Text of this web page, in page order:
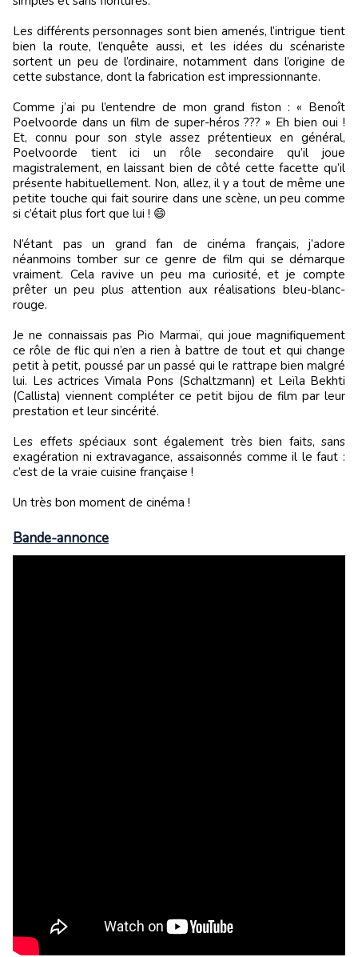
Les différents personnages sont bien amenés, l’intrigue tient
bien la route, l’enquête aussi, et les idées du scénariste
sortent un peu de l’ordinaire, notamment dans l’origine de
cette substance, dont la fabrication est impressionnante.
Comme j’ai pu l’entendre de mon grand fiston : « Benoît
Poelvoorde dans un film de super-héros ??? » Eh bien oui !
Et, connu pour son style assez prétentieux en général,
Poelvoorde tient ici un rôle secondaire qu’il joue
magistralement, en laissant bien de côté cette facette qu’il
présente habituellement. Non, allez, il y a tout de même une
petite touche qui fait sourire dans une scène, un peu comme
si c’était plus fort que lui ! 😄
N’étant pas un grand fan de cinéma français, j’adore
néanmoins tomber sur ce genre de film qui se démarque
vraiment. Cela ravive un peu ma curiosité, et je compte
prêter un peu plus attention aux réalisations bleu-blanc-
rouge.
Je ne connaissais pas Pio Marmaï, qui joue magnifiquement
ce rôle de flic qui n’en a rien à battre de tout et qui change
petit à petit, poussé par un passé qui le rattrape bien malgré
lui. Les actrices Vimala Pons (Schaltzmann) et Leïla Bekhti
(Callista) viennent compléter ce petit bijou de film par leur
prestation et leur sincérité.
Les effets spéciaux sont également très bien faits, sans
exagération ni extravagance, assaisonnés comme il le faut :
c’est de la vraie cuisine française !
Un très bon moment de cinéma !
Bande-annonce